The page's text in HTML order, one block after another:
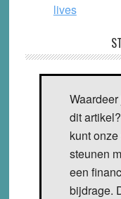
lives
dit
kunt
steunen
een
bijdrage.